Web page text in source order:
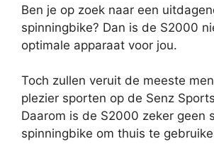
Ben je op zoek naar een
spinningbike? Dan is de S2000
optimale apparaat voor jou.
Toch zullen veruit de meeste
plezier sporten op de Senz
Daarom is de S2000 zeker geen
spinningbike om thuis te